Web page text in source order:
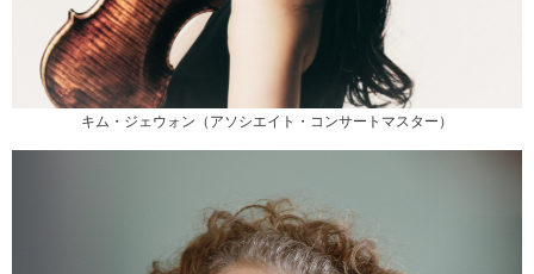
キム・ジェウォン（アソシエイト・コンサートマスター）